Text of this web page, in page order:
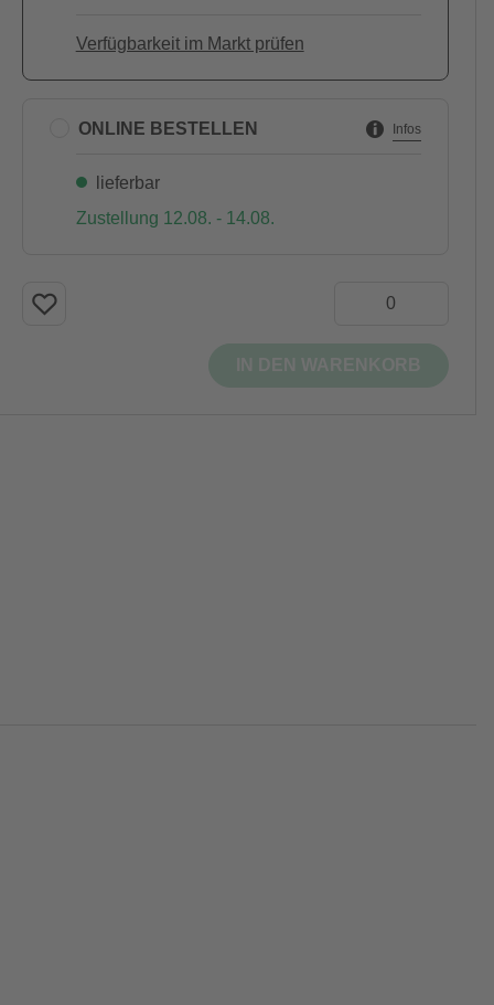
Verfügbarkeit im Markt prüfen
ONLINE BESTELLEN Infos
lieferbar
Zustellung 12.08. - 14.08.